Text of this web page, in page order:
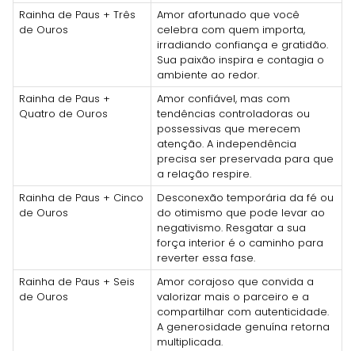
Rainha de Paus + Três
de Ouros
Amor afortunado que você
celebra com quem importa,
irradiando confiança e gratidão.
Sua paixão inspira e contagia o
ambiente ao redor.
Rainha de Paus +
Quatro de Ouros
Amor confiável, mas com
tendências controladoras ou
possessivas que merecem
atenção. A independência
precisa ser preservada para que
a relação respire.
Rainha de Paus + Cinco
de Ouros
Desconexão temporária da fé ou
do otimismo que pode levar ao
negativismo. Resgatar a sua
força interior é o caminho para
reverter essa fase.
Rainha de Paus + Seis
de Ouros
Amor corajoso que convida a
valorizar mais o parceiro e a
compartilhar com autenticidade.
A generosidade genuína retorna
multiplicada.